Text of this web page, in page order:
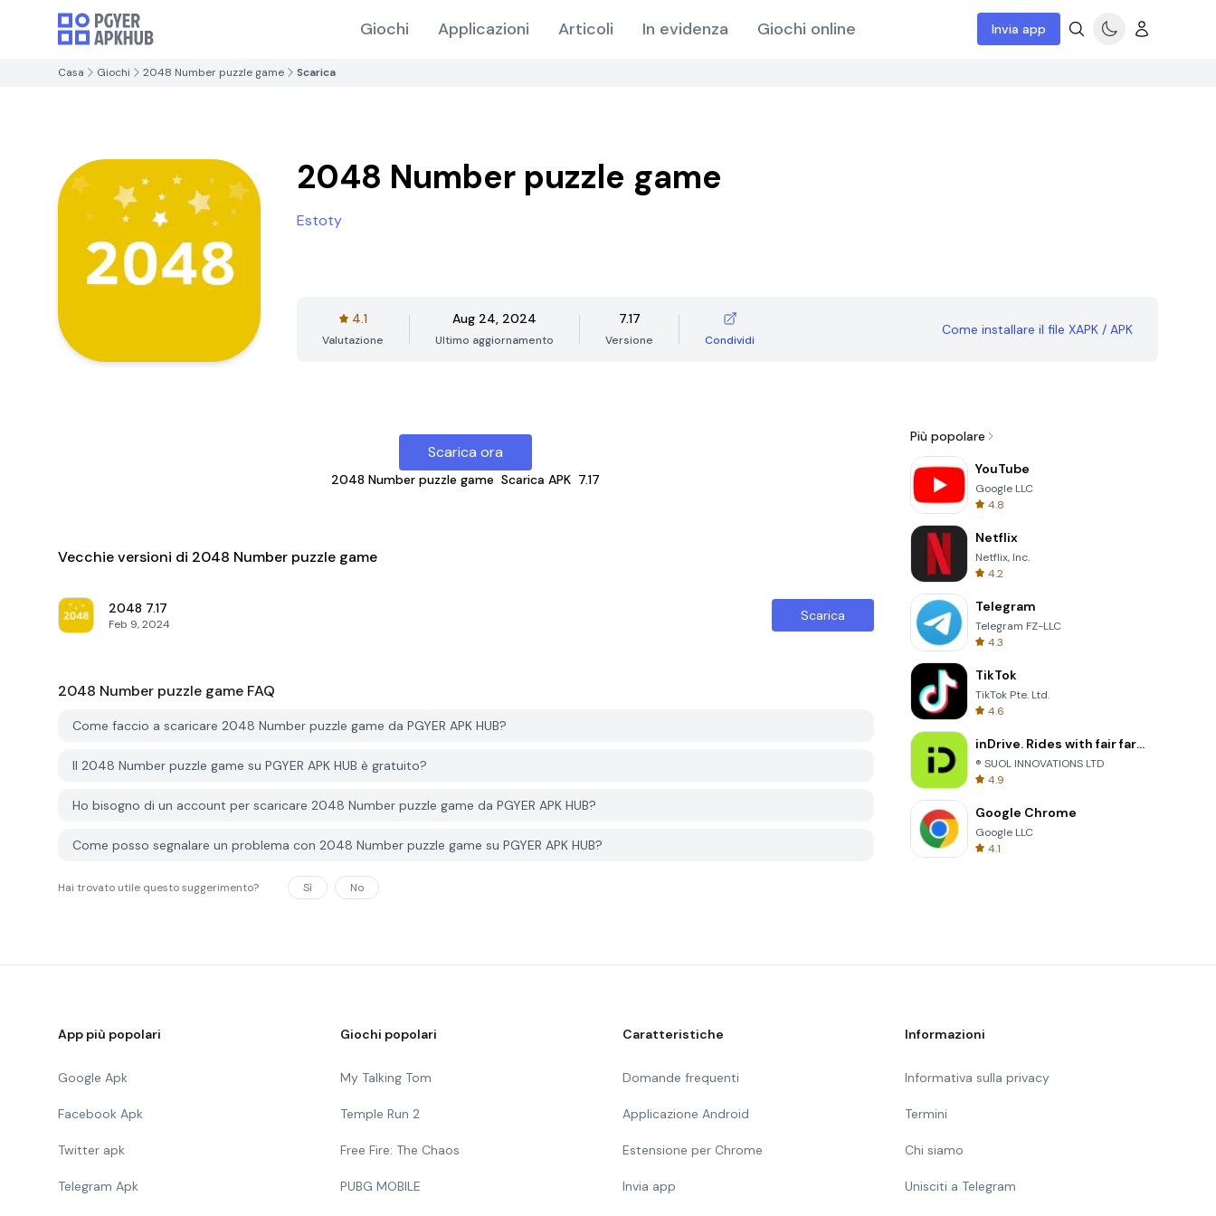
Giochi Applicazioni Articoli In evidenza Giochi online Invia app
Casa Giochi 2048 Number puzzle game Scarica
2048 Number puzzle game
Estoty
4.1
Valutazione
Aug 24, 2024
Ultimo aggiornamento
7.17
Versione Condividi
Come installare il file XAPK / APK
Scarica ora
2048 Number puzzle game Scarica APK 7.17
Vecchie versioni di 2048 Number puzzle game
2048 7.17
Feb 9, 2024
Scarica
2048 Number puzzle game FAQ
Come faccio a scaricare 2048 Number puzzle game da PGYER APK HUB?
Il 2048 Number puzzle game su PGYER APK HUB è gratuito?
Ho bisogno di un account per scaricare 2048 Number puzzle game da PGYER APK HUB?
Come posso segnalare un problema con 2048 Number puzzle game su PGYER APK HUB?
Hai trovato utile questo suggerimento? Sì No
Più popolare
YouTube
Google LLC
4.8
Netflix
Netflix, Inc.
4.2
Telegram
Telegram FZ-LLC
4.3
TikTok
TikTok Pte. Ltd.
4.6
inDrive. Rides with fair fares
® SUOL INNOVATIONS LTD
4.9
Google Chrome
Google LLC
4.1
App più popolari
Google Apk
Facebook Apk
Twitter apk
Telegram Apk
Giochi popolari
My Talking Tom
Temple Run 2
Free Fire: The Chaos
PUBG MOBILE
Caratteristiche
Domande frequenti
Applicazione Android
Estensione per Chrome
Invia app
Informazioni
Informativa sulla privacy
Termini
Chi siamo
Unisciti a Telegram